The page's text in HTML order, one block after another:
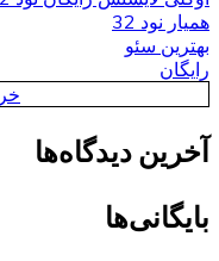
همیار نود 32
بهترین سئو
رایگان
آخرین دیدگاه‌ها
بایگانی‌ها